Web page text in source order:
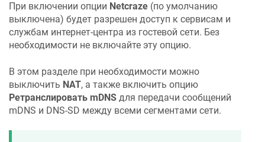
При включении опции Netcraze (по умолчанию
выключена) будет разрешен доступ к сервисам и
службам интернет-центра из гостевой сети. Без
необходимости не включайте эту опцию.
В этом разделе при необходимости можно
выключить NAT, а также включить опцию
Ретранслировать mDNS для передачи сообщений
mDNS и DNS-SD между всеми сегментами сети.